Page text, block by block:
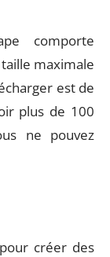
comporte
maximale
est de
plus de 100
ne pouvez
créer des